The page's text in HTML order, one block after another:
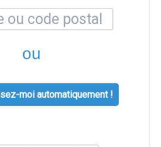
ou
moi automatiquement !